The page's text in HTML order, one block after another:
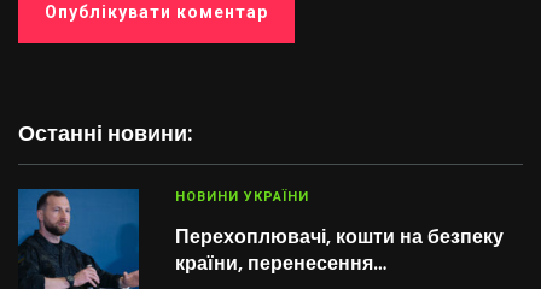
Останні новини:
НОВИНИ УКРАЇНИ
Перехоплювачі, кошти на безпеку
країни, перенесення…